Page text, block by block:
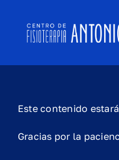
contenido
QUIÉNES SOMOS
QUÉ TRATAMOS
BLOG
Este contenido
Gracias por la